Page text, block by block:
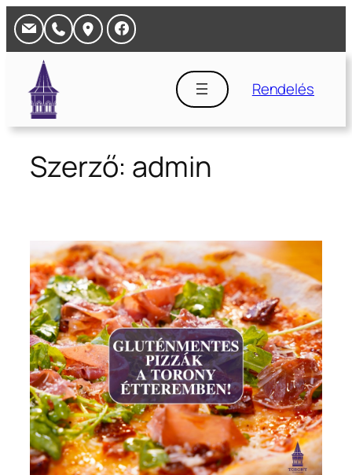
Ugrás
tartalomhoz
Rendelés
Szerző: admin